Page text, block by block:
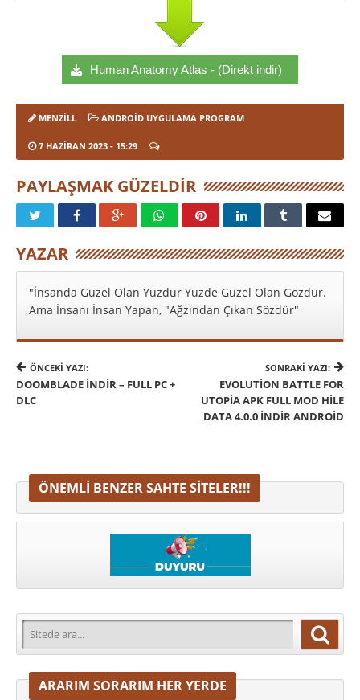
Human Anatomy Atlas - (Direkt indir)
MENZILL ANDROID UYGULAMA PROGRAM
7 HAZIRAN 2023 - 15:29
PAYLAŞMAK GÜZELDIR
YAZAR
"İnsanda Güzel Olan Yüzdür Yüzde Güzel Olan Gözdür.
Ama İnsanı İnsan Yapan, "Ağzından Çıkan Sözdür"
ÖNCEKI YAZI:
DOOMBLADE İNDIR – FULL PC +
DLC
SONRAKI YAZI:
EVOLUTION BATTLE FOR
UTOPIA APK FULL MOD HILE
DATA 4.0.0 İNDIR ANDROID
ÖNEMLI BENZER SAHTE SITELER!!!
ARARIM SORARIM HER YERDE